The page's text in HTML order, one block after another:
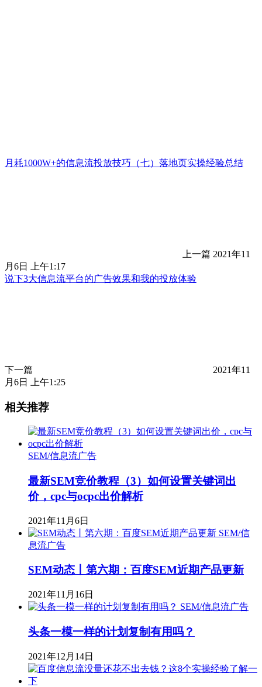
月耗1000W+的信息流投放技巧（七）落地页实操经验总结
上一篇 2021年11
月6日 上午1:17
说下3大信息流平台的广告效果和我的投放体验
下一篇
2021年11
月6日 上午1:25
相关推荐
SEM/信息流广告
最新SEM竞价教程（3）如何设置关键词出
价，cpc与ocpc出价解析
2021年11月6日
SEM/信
息流广告
SEM动态丨第六期：百度SEM近期产品更新
2021年11月16日
SEM/信息流广告
头条一模一样的计划复制有用吗？
2021年12月14日